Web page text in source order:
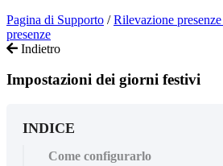
Pagina di Supporto / Rilevazione presenze
presenze
Indietro
Impostazioni dei giorni festivi
INDICE
Come configurarlo